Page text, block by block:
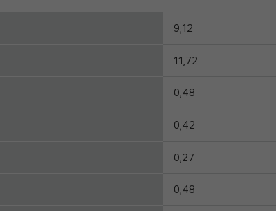
9,12
11,72
0,48
0,42
0,27
0,48